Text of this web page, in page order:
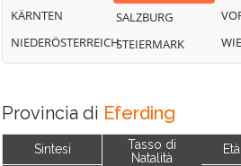
KÄRNTEN
NIEDERÖSTERREICH
SALZBURG
STEIERMARK
Provincia di Eferding
Sintesi
Tasso di
Natalità